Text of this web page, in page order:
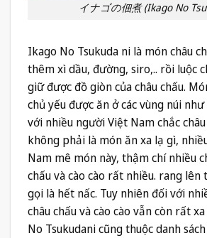
イナゴの佃煮 (Ikago No
Ikago No Tsukuda ni là món châu
thêm xì dầu, đường, siro,.. rồi luộc
giữ được đồ giòn của châu chấu.
chủ yếu được ăn ở các vùng núi
với nhiều người Việt Nam chắc
không phải là món ăn xa lạ gì,
Nam mê món này, thậm chí nhiều
chấu và cào cào rất nhiều. rang lên
gọi là hết nấc. Tuy nhiên đối với
châu chấu và cào cào vẫn còn rất
No Tsukudani cũng thuộc danh